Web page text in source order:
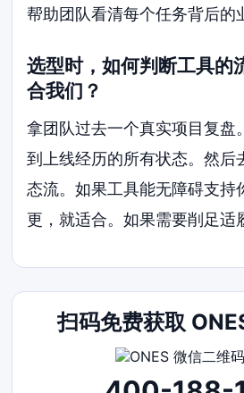
帮助团队看清每个任务背后的
选型时，如何判断工具的
合我们？
拿团队过去一个真实项目复盘
到上线经历的所有状态。然后
态流。如果工具能无障碍支持
更，就适合。如果需要削足适
扫码免费获取